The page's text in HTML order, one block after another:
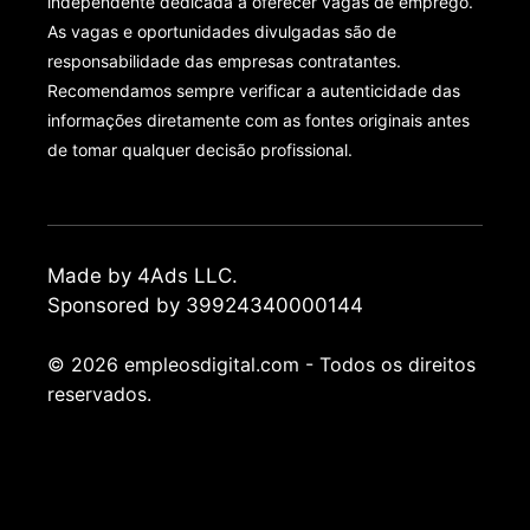
As vagas e oportunidades divulgadas são de
responsabilidade das empresas contratantes.
Recomendamos sempre verificar a autenticidade das
informações diretamente com as fontes originais antes
de tomar qualquer decisão profissional.
Made by 4Ads LLC.
Sponsored by 39924340000144
© 2026 empleosdigital.com - Todos os direitos
reservados.